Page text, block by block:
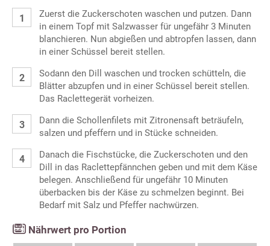
Zuerst die Zuckerschoten waschen und putzen. Dann
in einem Topf mit Salzwasser für ungefähr 3 Minuten
blanchieren. Nun abgießen und abtropfen lassen, dann
in einer Schüssel bereit stellen.
Sodann den Dill waschen und trocken schütteln, die
Blätter abzupfen und in einer Schüssel bereit stellen.
Das Raclettegerät vorheizen.
Dann die Schollenfilets mit Zitronensaft beträufeln,
salzen und pfeffern und in Stücke schneiden.
Danach die Fischstücke, die Zuckerschoten und den
Dill in das Raclettepfännchen geben und mit dem Käse
belegen. Anschließend für ungefähr 10 Minuten
überbacken bis der Käse zu schmelzen beginnt. Bei
Bedarf mit Salz und Pfeffer nachwürzen.
Nährwert pro Portion